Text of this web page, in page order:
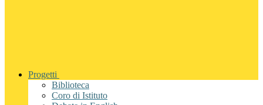
Progetti
Biblioteca
Coro di Istituto